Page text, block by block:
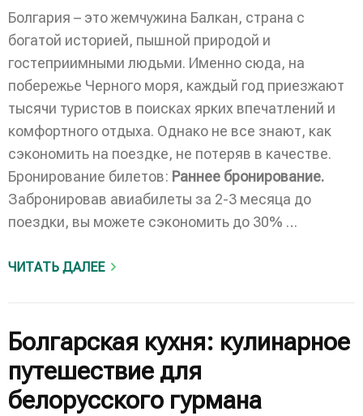
Болгария – это жемчужина Балкан, страна с
богатой историей, пышной природой и
гостеприимными людьми. Именно сюда, на
побережье Черного моря, каждый год приезжают
тысячи туристов в поисках ярких впечатлений и
комфортного отдыха. Однако не все знают, как
сэкономить на поездке, не потеряв в качестве.
Бронирование билетов: Раннее бронирование.
Забронировав авиабилеты за 2-3 месяца до
поездки, вы можете сэкономить до 30% …
ЧИТАТЬ ДАЛЕЕ
Болгарская кухня: кулинарное
путешествие для
белорусского гурмана